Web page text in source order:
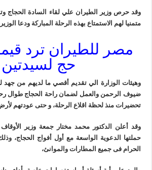
وقد حرص وزير الطيران علي لقاء السادة الحجاج
متمنيا لهم الاستمتاع بهذه الرحلة المباركة ودعا
مصر للطيران ترد
حج لسيدتين
وهيئات الوزارة الي تقديم أقصي ما لديهم من جهد
ضيوف الرحمن والعمل لضمان راحة الحجاج طوال
تحضيرات منذ لحظة اقلاع الرحلة، و حتى عودتهم
وقد أعلن الدكتور محمد مختار جمعة وزير
حملتها الدعوية الواسعة مع أول أفواج الحجاج،
الحرام فى جميع المطارات والموانئ،